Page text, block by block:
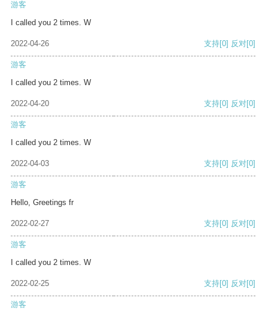
游客
I called you 2 times. W
2022-04-26 支持[0] 反对[0]
游客
I called you 2 times. W
2022-04-20 支持[0] 反对[0]
游客
I called you 2 times. W
2022-04-03 支持[0] 反对[0]
游客
Hello, Greetings fr
2022-02-27 支持[0] 反对[0]
游客
I called you 2 times. W
2022-02-25 支持[0] 反对[0]
游客